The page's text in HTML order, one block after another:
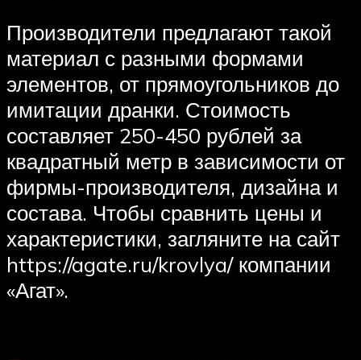
Производители предлагают такой
материал с разными формами
элементов, от прямоугольников до
имитации дранки. Стоимость
составляет 250-450 рублей за
квадратный метр в зависимости от
фирмы-производителя, дизайна и
состава. Чтобы сравнить цены и
характеристики, загляните на сайт
https://agate.ru/krovlya/ компании
«Агат».